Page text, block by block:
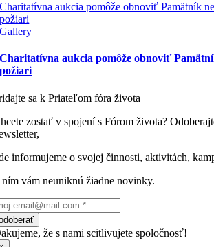
Charitatívna aukcia pomôže obnoviť Pamätník
požiari
Gallery
Charitatívna aukcia pomôže obnoviť
požiari
sa k Priateľom fóra života
zostať v spojení s Fórom života?
informujeme o svojej činnosti, aktivitách,
ním vám neuniknú žiadne novinky.
že s nami scitlivujete spoločnosť!